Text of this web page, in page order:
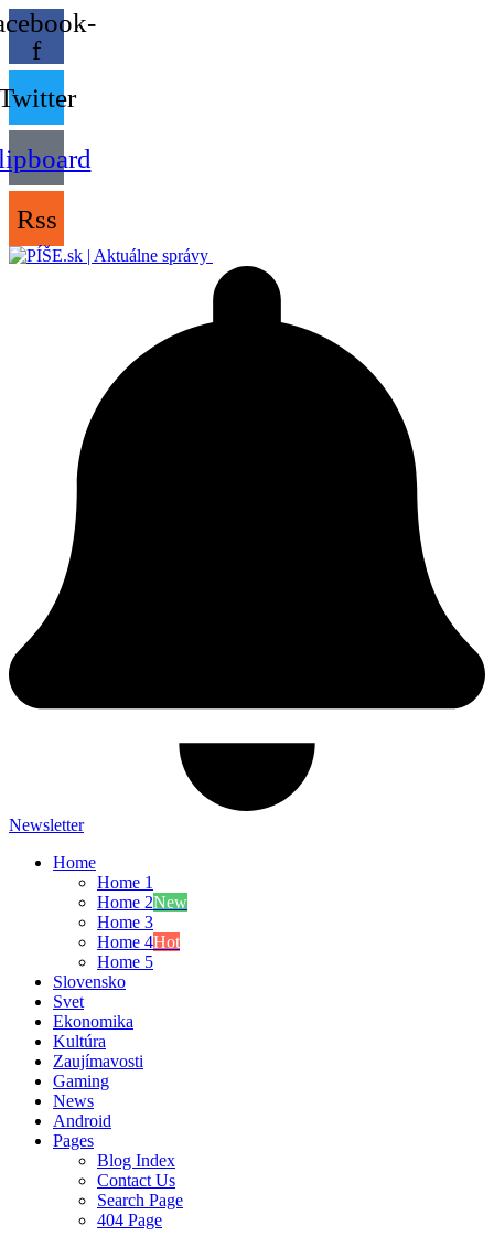
f
Rss
Newsletter
Home
Home 1
Home 2New
Home 3
Home 4Hot
Home 5
Slovensko
Svet
Ekonomika
Kultúra
Zaujímavosti
Gaming
News
Android
Pages
Blog Index
Contact Us
Search Page
404 Page